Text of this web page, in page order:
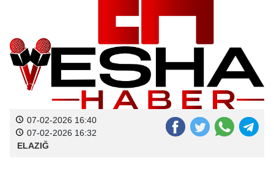
07-02-2026 16:40
07-02-2026 16:32
ELAZIĞ